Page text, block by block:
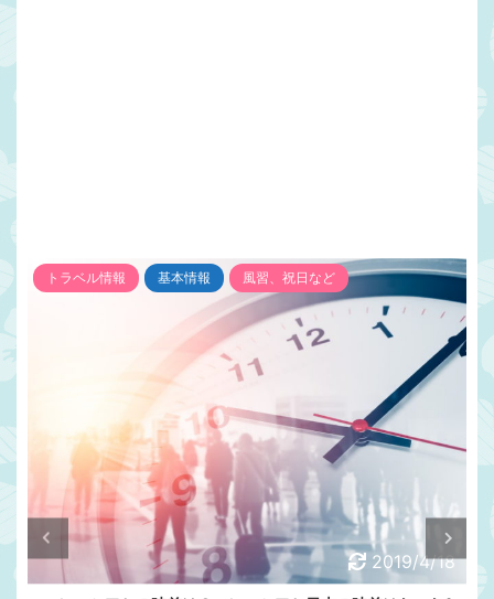
トラベル情報 基本情報 風習、祝日など
2019/4/18